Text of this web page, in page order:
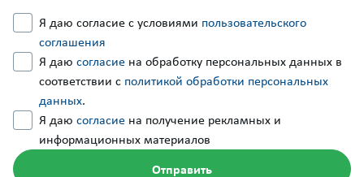
Я даю согласие с условиями пользовательского
соглашения
Я даю согласие на обработку персональных данных в
соответствии с политикой обработки персональных
данных.
Я даю согласие на получение рекламных и
информационных материалов